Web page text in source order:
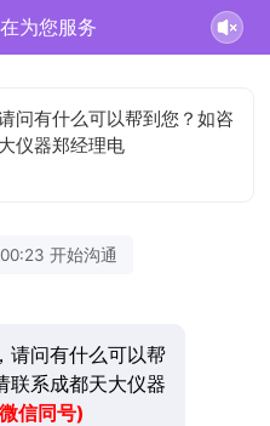
为您服务
问有什么可以帮到您？如咨
仪器郑经理电
开始沟通
请问有什么可以帮
联系成都天大仪器
信同号)